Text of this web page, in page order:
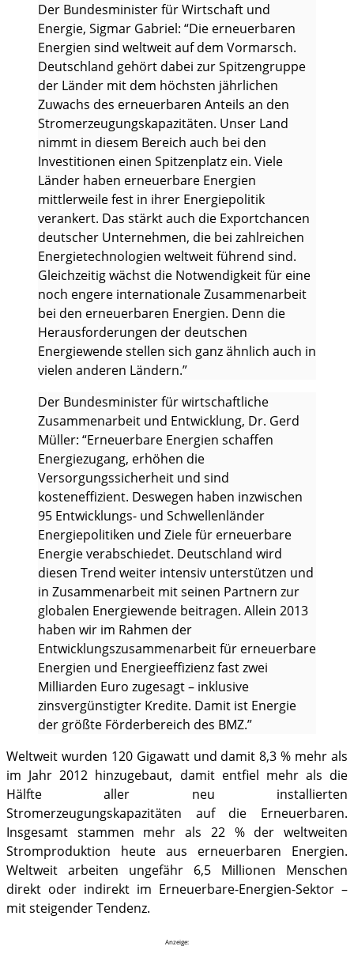
Der Bundesminister für Wirtschaft und
Energie, Sigmar Gabriel: “Die erneuerbaren
Energien sind weltweit auf dem Vormarsch.
Deutschland gehört dabei zur Spitzengruppe
der Länder mit dem höchsten jährlichen
Zuwachs des erneuerbaren Anteils an den
Stromerzeugungskapazitäten. Unser Land
nimmt in diesem Bereich auch bei den
Investitionen einen Spitzenplatz ein. Viele
Länder haben erneuerbare Energien
mittlerweile fest in ihrer Energiepolitik
verankert. Das stärkt auch die Exportchancen
deutscher Unternehmen, die bei zahlreichen
Energietechnologien weltweit führend sind.
Gleichzeitig wächst die Notwendigkeit für eine
noch engere internationale Zusammenarbeit
bei den erneuerbaren Energien. Denn die
Herausforderungen der deutschen
Energiewende stellen sich ganz ähnlich auch in
vielen anderen Ländern.”
Der Bundesminister für wirtschaftliche
Zusammenarbeit und Entwicklung, Dr. Gerd
Müller: “Erneuerbare Energien schaffen
Energiezugang, erhöhen die
Versorgungssicherheit und sind
kosteneffizient. Deswegen haben inzwischen
95 Entwicklungs- und Schwellenländer
Energiepolitiken und Ziele für erneuerbare
Energie verabschiedet. Deutschland wird
diesen Trend weiter intensiv unterstützen und
in Zusammenarbeit mit seinen Partnern zur
globalen Energiewende beitragen. Allein 2013
haben wir im Rahmen der
Entwicklungszusammenarbeit für erneuerbare
Energien und Energieeffizienz fast zwei
Milliarden Euro zugesagt – inklusive
zinsvergünstigter Kredite. Damit ist Energie
der größte Förderbereich des BMZ.”
Weltweit wurden 120 Gigawatt und damit 8,3 % mehr als
im Jahr 2012 hinzugebaut, damit entfiel mehr als die
Hälfte aller neu installierten
Stromerzeugungskapazitäten auf die Erneuerbaren.
Insgesamt stammen mehr als 22 % der weltweiten
Stromproduktion heute aus erneuerbaren Energien.
Weltweit arbeiten ungefähr 6,5 Millionen Menschen
direkt oder indirekt im Erneuerbare-Energien-Sektor –
mit steigender Tendenz.
Anzeige: